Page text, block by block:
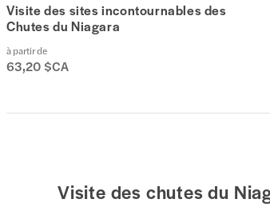
Visite des sites incontournables des
Chutes du Niagara
à partir de
63,20 $CA
Visite des chutes du